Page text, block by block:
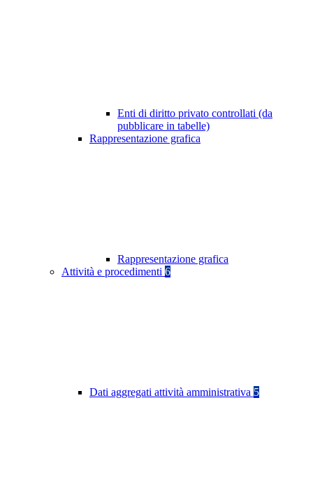
Enti di diritto privato controllati (da
pubblicare in tabelle)
Rappresentazione grafica
Rappresentazione grafica
Attività e procedimenti 6
Dati aggregati attività amministrativa 5